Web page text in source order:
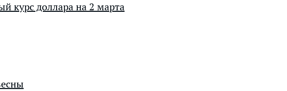
курс доллара на 2 марта